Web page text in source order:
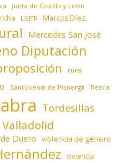
Junta de Castilla y León
LGBTI Marcos Díez
Mercedes San José
Diputación
rural
Santovenia de Pisuerga Tiedra
Tordesillas
Valladolid
Duero violencia de género
vivienda